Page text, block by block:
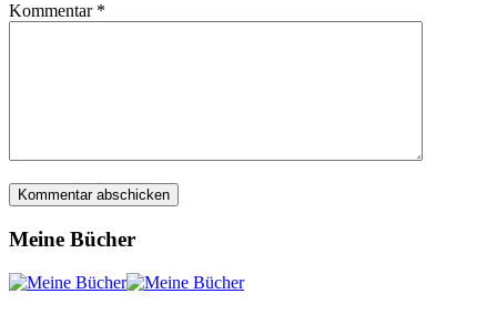
Kommentar *
Meine Bücher